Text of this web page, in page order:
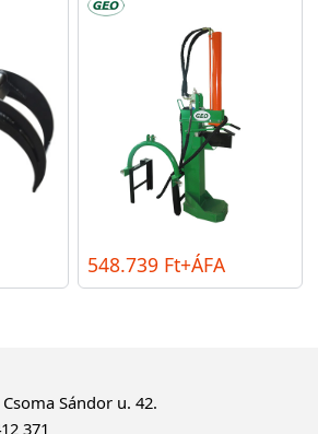
548.739 Ft+ÁFA
Sándor u. 42.
371